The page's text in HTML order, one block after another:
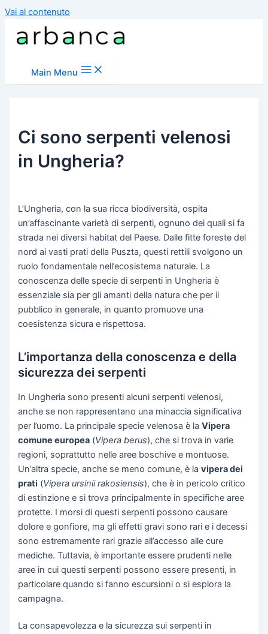
Vai al contenuto
Main Menu
Ci sono serpenti velenosi
in Ungheria?
L’Ungheria, con la sua ricca biodiversità, ospita
un’affascinante varietà di serpenti, ognuno dei quali si fa
strada nei diversi habitat del Paese. Dalle fitte foreste del
nord ai vasti prati della Puszta, questi rettili svolgono un
ruolo fondamentale nell’ecosistema naturale. La
conoscenza delle specie di serpenti in Ungheria è
essenziale sia per gli amanti della natura che per il
pubblico in generale, in quanto promuove una
coesistenza sicura e rispettosa.
L’importanza della conoscenza e della
sicurezza dei serpenti
In Ungheria sono presenti alcuni serpenti velenosi,
anche se non rappresentano una minaccia significativa
per l’uomo. La principale specie velenosa è laVipera
comune europea (Vipera berus), che si trova in varie
regioni, soprattutto nelle aree boschive e montuose.
Un’altra specie, anche se meno comune, è lavipera dei
prati (Vipera ursinii rakosiensis), che è in pericolo critico
di estinzione e si trova principalmente in specifiche aree
protette. I morsi di questi serpenti possono causare
dolore e gonfiore, ma gli effetti gravi sono rari e i decessi
sono estremamente rari grazie all’accesso alle cure
mediche. Tuttavia, è importante essere prudenti nelle
aree in cui questi serpenti possono essere presenti, in
particolare quando si fanno escursioni o si esplora la
campagna.
La consapevolezza e la sicurezza sui serpenti in